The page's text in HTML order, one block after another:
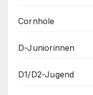
Cornhole
D-Juniorinnen
D1/D2-Jugend